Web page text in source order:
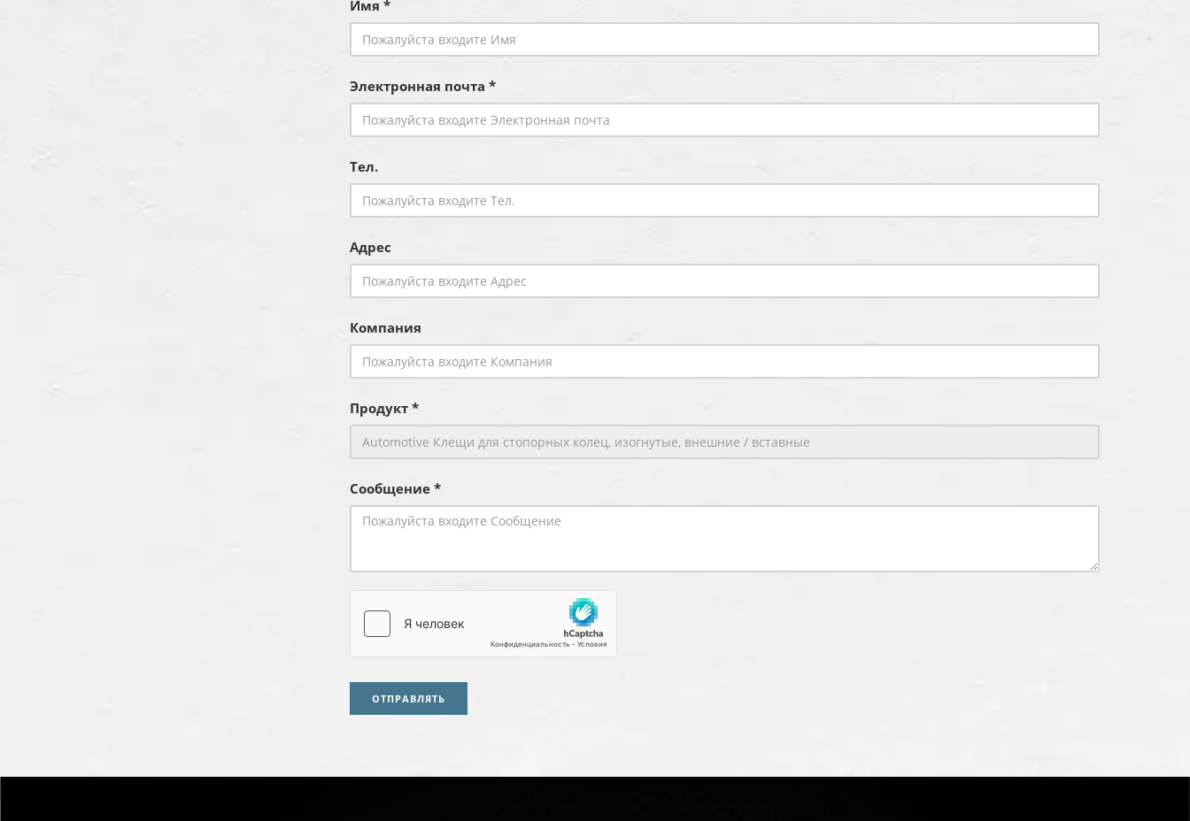
Имя *
Электронная почта *
Тел.
Адрес
Компания
Продукт *
Сообщение *
ОТПРАВЛЯТЬ